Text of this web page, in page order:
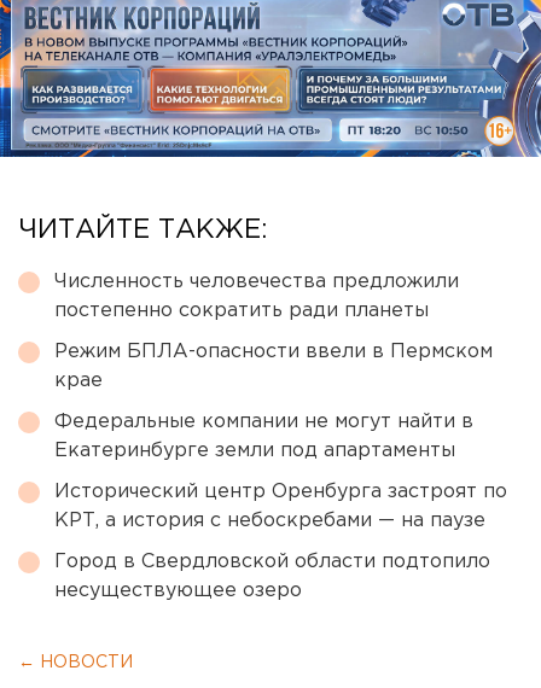
ЧИТАЙТЕ ТАКЖЕ:
Численность человечества предложили
постепенно сократить ради планеты
Режим БПЛА-опасности ввели в Пермском
крае
Федеральные компании не могут найти в
Екатеринбурге земли под апартаменты
Исторический центр Оренбурга застроят по
КРТ, а история с небоскребами — на паузе
Город в Свердловской области подтопило
несуществующее озеро
← НОВОСТИ